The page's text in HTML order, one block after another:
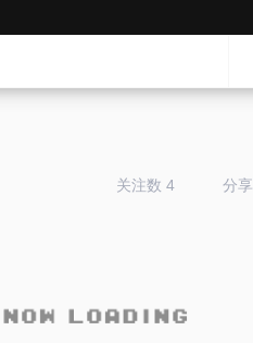
关注数 4 分享